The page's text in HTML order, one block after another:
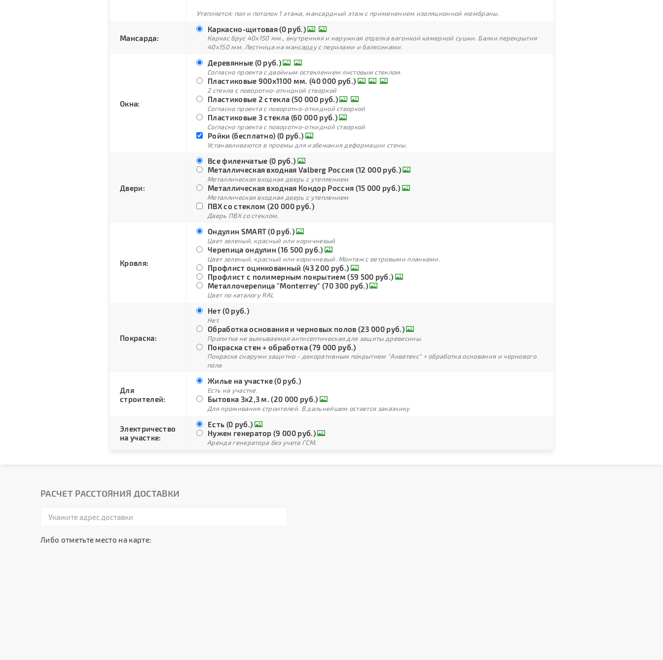
Утепляется: пол и потолок 1 этажа, мансардный этаж с применением изоляционной мембраны.
Мансарда:
Каркасно-щитовая (0 руб.)
Каркас брус 40х150 мм., внутренняя и наружная отделка вагонкой камерной сушки. Балки перекрытия
40х150 мм. Лестница на мансарду с перилами и балясинами.
Окна:
Деревянные (0 руб.)
Согласно проекта с двойным остеклением листовым стеклом.
Пластиковые 900х1100 мм. (40 000 руб.)
2 стекла с поворотно-откидной створкой
Пластиковые 2 стекла (50 000 руб.)
Согласно проекта с поворотно-откидной створкой
Пластиковые 3 стекла (60 000 руб.)
Согласно проекта с поворотно-откидной створкой
Ройки (бесплатно) (0 руб.)
Устанавливаются в проемы для избежания деформации стены.
Двери:
Все филенчатые (0 руб.)
Металлическая входная Valberg Россия (12 000 руб.)
Металлическая входная дверь с утеплением
Металлическая входная Кондор Россия (15 000 руб.)
Металлическая входная дверь с утеплением
ПВХ со стеклом (20 000 руб.)
Дверь ПВХ со стеклом.
Кровля:
Ондулин SMART (0 руб.)
Цвет зеленый, красный или коричневый
Черепица ондулин (16 500 руб.)
Цвет зеленый, красный или коричневый. Монтаж с ветровыми планками.
Профлист оцинкованный (43 200 руб.)
Профлист с полимерным покрытием (59 500 руб.)
Металлочерепица "Monterrey" (70 300 руб.)
Цвет по каталогу RAL
Покраска:
Нет (0 руб.)
Нет.
Обработка основания и черновых полов (23 000 руб.)
Пропитка не вымываемая антисептическая для защиты древесины.
Покраска стен + обработка (79 000 руб.)
Покраска снаружи защитно - декоративным покрытием "Акватекс" + обработка основания и чернового
пола
Для
строителей:
Жилье на участке (0 руб.)
Есть на участке.
Бытовка 3х2,3 м. (20 000 руб.)
Для проживания строителей. В дальнейшем остается заказчику
Электричество
на участке:
Есть (0 руб.)
Нужен генератор (9 000 руб.)
Аренда генератора без учета ГСМ.
РАСЧЕТ РАССТОЯНИЯ ДОСТАВКИ
Либо отметьте место на карте: